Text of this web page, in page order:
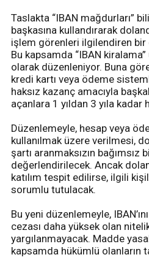
Taslakta “IBAN mağdurları”
başkasına kullandırarak
işlem görenleri ilgilendiren bir
Bu kapsamda “IBAN
olarak düzenleniyor. Buna
kredi kartı veya ödeme
haksız kazanç amacıyla
açanlara 1 yıldan 3 yıla kadar
Düzenlemeyle, hesap veya
kullanılmak üzere verilmesi,
şartı aranmaksızın bağımsız
değerlendirilecek. Ancak
katılım tespit edilirse, ilgili
sorumlu tutulacak.
Bu yeni düzenlemeyle,
cezası daha yüksek olan
yargılanmayacak. Madde
kapsamda hükümlü olanların